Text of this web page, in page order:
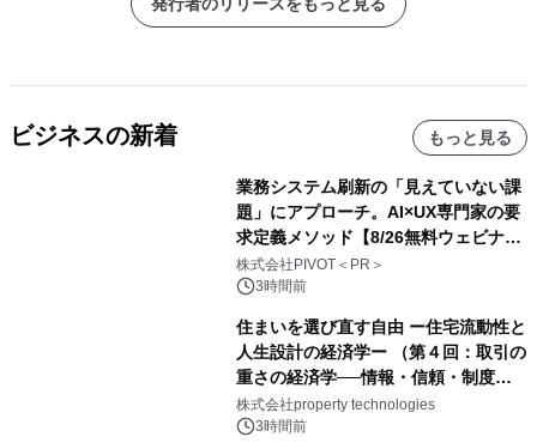
ビジネスの新着 もっと見る
業務システム刷新の「見えていない課
題」にアプローチ。AI×UX専門家の要
求定義メソッド【8/26無料ウェビナ
ー】株式会社PIVOT
株式会社PIVOT＜PR＞
3時間前
住まいを選び直す自由 ー住宅流動性と
人生設計の経済学ー （第４回：取引の
重さの経済学──情報・信頼・制度を
PropTechはどう組み替えるか）｜
PropTech-Lab
株式会社property technologies
3時間前